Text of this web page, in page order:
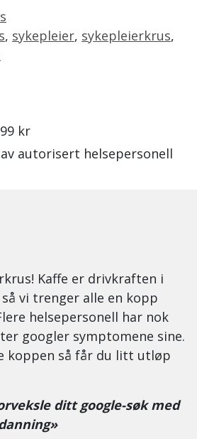
, sykepleier, sykepleierkrus,
kr
autorisert helsepersonell
Kaffe er drivkraften i
vi trenger alle en kopp
helsepersonell har nok
googler symptomene sine.
koppen så får du litt utløp
ditt google-søk med